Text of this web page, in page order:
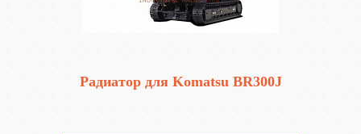
Радиатор для Komatsu BR300J